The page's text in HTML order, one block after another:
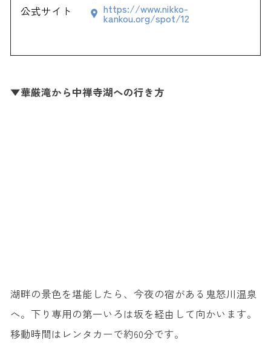
公式サイト
https://www.nikko-
kankou.org/spot/12
▼華厳滝から中禅寺湖への行き方
湖畔の景色を堪能したら、今夜の宿がある鬼怒川温泉
へ。下り専用の第一いろは坂を経由して向かいます。
移動時間はレンタカーで約60分です。